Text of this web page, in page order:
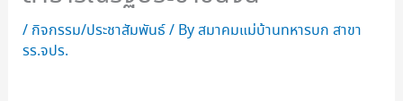
/ กิจกรรม/ประชาสัมพันธ์/ Byสมาคมแม่บ้านทหารบก สาขา
รร.จปร.